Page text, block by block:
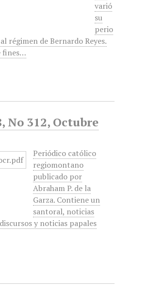
varió
su
perio
régimen de Bernardo Reyes.
fines…
No 312, Octubre
Periódico católico
regiomontano
publicado por
Abraham P. de la
Garza. Contiene un
santoral, noticias
y noticias papales